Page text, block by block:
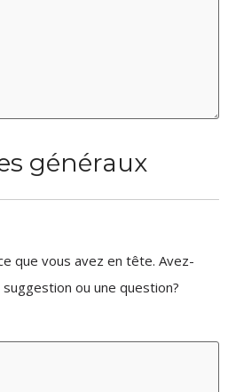
généraux
que vous avez en tête. Avez-
ou une question?